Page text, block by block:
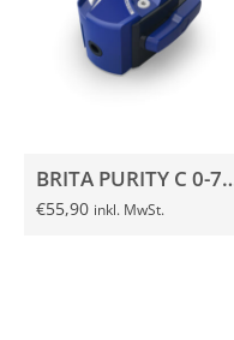
BRITA PURITY C
€55,90 inkl. MwSt.